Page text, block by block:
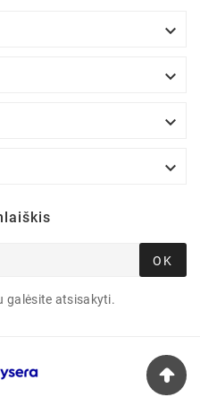




OK
galėsite atsisakyti.